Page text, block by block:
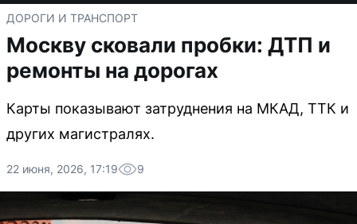
ДОРОГИ И ТРАНСПОРТ
Москву сковали пробки: ДТП и
ремонты на дорогах
Карты показывают затруднения на МКАД, ТТК и
других магистралях.
22 июня, 2026, 17:19 9